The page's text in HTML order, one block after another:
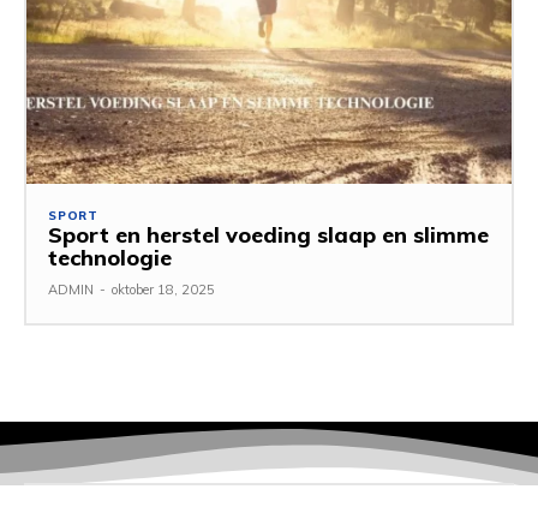
SPORT
Sport en herstel voeding slaap en slimme
technologie
ADMIN - oktober 18, 2025